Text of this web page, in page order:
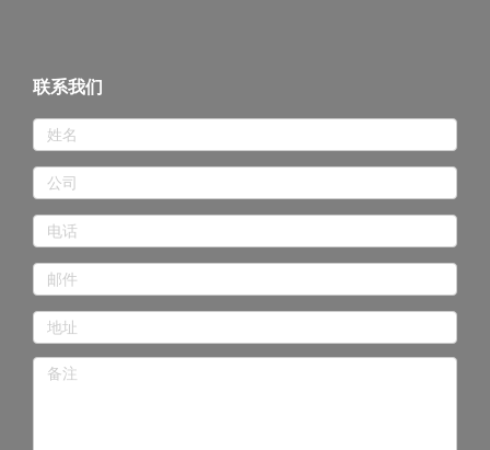
联系我们